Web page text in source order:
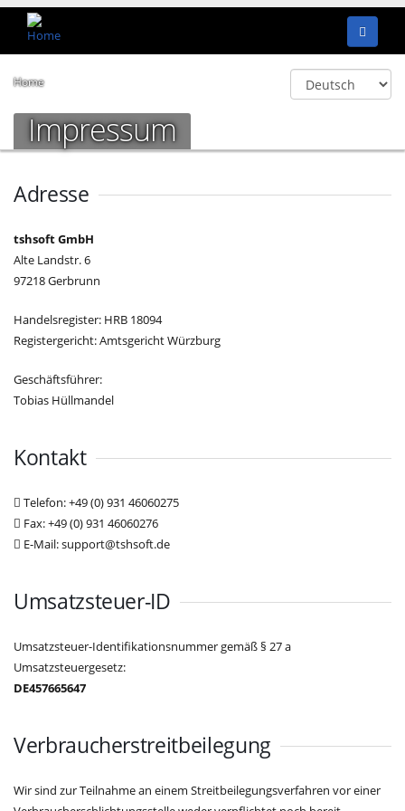
Home
Impressum
Adresse
tshsoft GmbH
Alte Landstr. 6
97218 Gerbrunn
Handelsregister: HRB 18094
Registergericht: Amtsgericht Würzburg
Geschäftsführer:
Tobias Hüllmandel
Kontakt
Telefon: +49 (0) 931 46060275
Fax: +49 (0) 931 46060276
E-Mail: support@tshsoft.de
Umsatzsteuer-ID
Umsatzsteuer-Identifikationsnummer gemäß § 27 a
Umsatzsteuergesetz:
DE457665647
Verbraucher­streit­beilegung
Wir sind zur Teilnahme an einem Streitbeilegungsverfahren vor einer